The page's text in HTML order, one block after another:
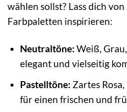
wählen sollst? Lass dich
Farbpaletten inspirieren:
Neutraltöne: Weiß,
elegant und vielseitig
Pastelltöne: Zartes
für einen frischen und